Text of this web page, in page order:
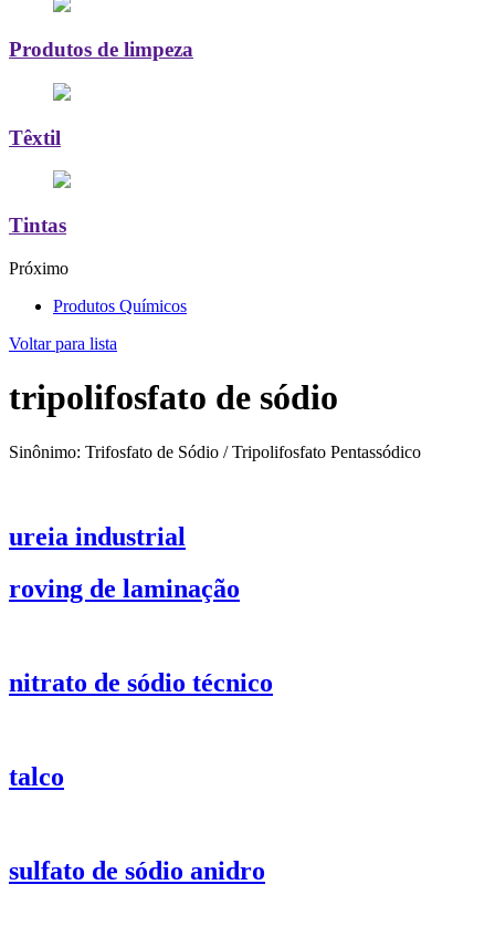
Produtos de limpeza
Têxtil
Tintas
Próximo
Produtos Químicos
Voltar para lista
tripolifosfato de sódio
Sinônimo: Trifosfato de Sódio / Tripolifosfato Pentassódico
ureia industrial
roving de laminação
nitrato de sódio técnico
talco
sulfato de sódio anidro